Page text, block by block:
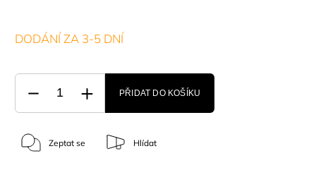
DODÁNÍ ZA 3-5 DNÍ
PŘIDAT DO KOŠÍKU
Zeptat se Hlídat